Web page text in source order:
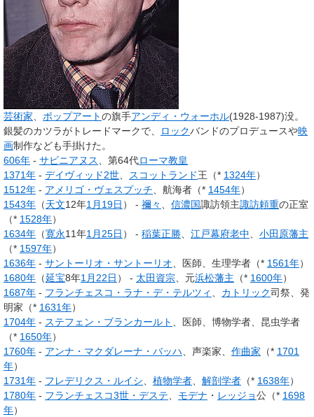
芸術家 ポップアートの旗手アンディ・ウォーホル(1928-1987)没。
銀髪のカツラがトレードマークで、
ロックバンドのプロデュースや映
画制作なども手掛けた。
606年 - サビニアヌス 、第64代ローマ教皇
1371年 - デイヴィッド2世 スコットランド王（* 1324年）
1512年 - アメリゴ・ヴェスプッチ 、航海者（* 1454年）
1543年 （天文12年1月19日 ） - 禰々 信濃国諏訪領主諏訪頼重の正室
（* 1528年）
1634年 （寛永11年1月25日 ） - 稲葉正勝 江戸幕府老中
小田原藩主
（* 1597年）
1636年 - サントーリオ・サントーリオ 、医師、生理学者（* 1561年）
1680年 （延宝8年1月22日 ） - 太田資宗 、元浜松藩主 （* 1600年）
1687年 - フランチェスコ・ラナ・デ・テルツィ カトリック司祭、発
明家（* 1631年）
1704年 - ステフェン・ブランカールト
、医師、博物学者、昆虫学者
（* 1650年）
1760年 - アンナ・マクダレーナ・バッハ 、声楽家、 作曲家 （* 1701
年）
1731年 - フレデリクス・ルイシ 植物学者 解剖学者 （* 1638年）
1780年 - フランチェスコ3世・デステ モデナ ・ レッジョ公（* 1698
年）